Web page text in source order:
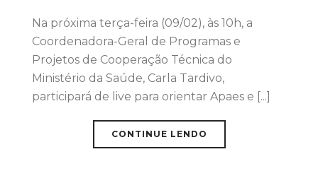
Na próxima terça-feira (09/02), às 10h, a
Coordenadora-Geral de Programas e
Projetos de Cooperação Técnica do
Ministério da Saúde, Carla Tardivo,
participará de live para orientar Apaes e [...]
CONTINUE LENDO